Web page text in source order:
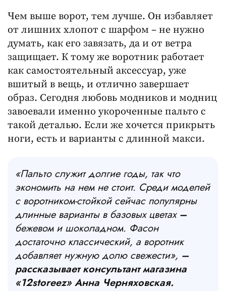
Чем выше ворот, тем лучше. Он избавляет
от лишних хлопот с шарфом – не нужно
думать, как его завязать, да и от ветра
защищает. К тому же воротник работает
как самостоятельный аксессуар, уже
вшитый в вещь, и отлично завершает
образ. Сегодня любовь модников и модниц
завоевали именно укороченные пальто с
такой деталью. Если же хочется прикрыть
ноги, есть и варианты с длинной макси.
«Пальто служит долгие годы, так что
экономить на нем не стоит. Среди моделей
с воротником-стойкой сейчас популярны
длинные варианты в базовых цветах –
бежевом и шоколадном. Фасон
достаточно классический, а воротник
добавляет нужную долю свежести», –
рассказывает консультант магазина
«12storeez» Анна Черняховская.